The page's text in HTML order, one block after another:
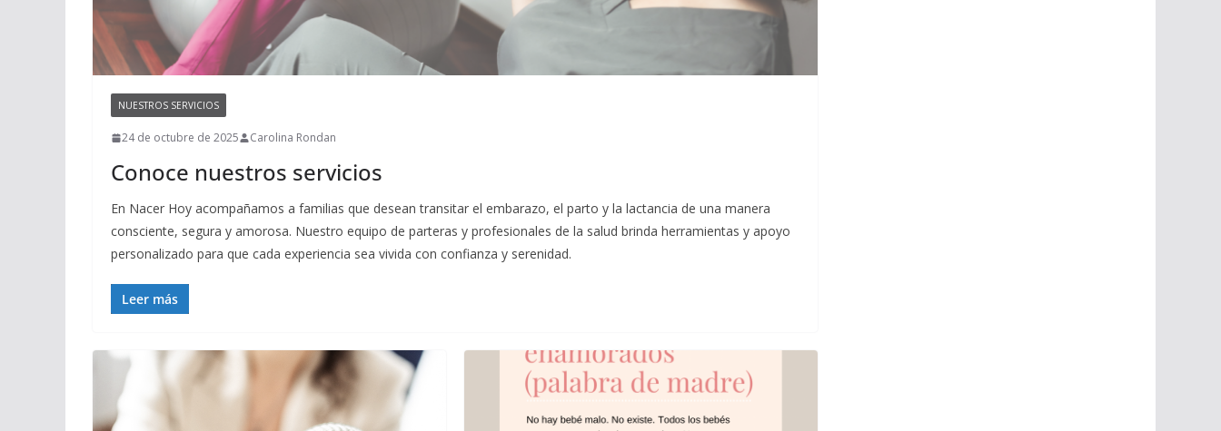
NUESTROS SERVICIOS
24 de octubre de 2025 Carolina Rondan
Conoce nuestros servicios
En Nacer Hoy acompañamos a familias que desean transitar el embarazo, el parto y la lactancia de una manera
consciente, segura y amorosa. Nuestro equipo de parteras y profesionales de la salud brinda herramientas y apoyo
personalizado para que cada experiencia sea vivida con confianza y serenidad.
Leer más